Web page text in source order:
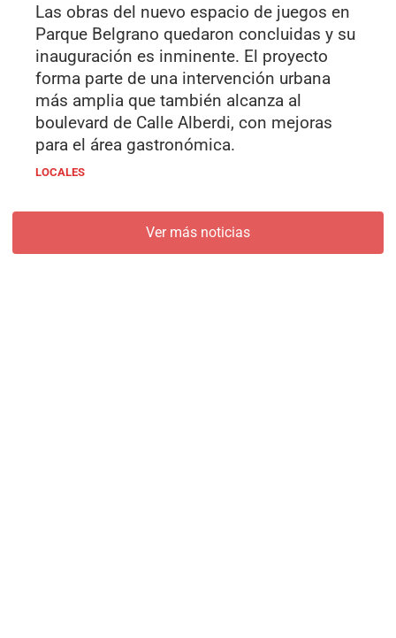
Las obras del nuevo espacio de juegos en
Parque Belgrano quedaron concluidas y su
inauguración es inminente. El proyecto
forma parte de una intervención urbana
más amplia que también alcanza al
boulevard de Calle Alberdi, con mejoras
para el área gastronómica.
LOCALES
Ver más noticias